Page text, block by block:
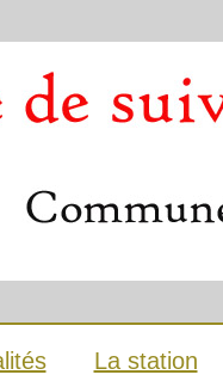
La station